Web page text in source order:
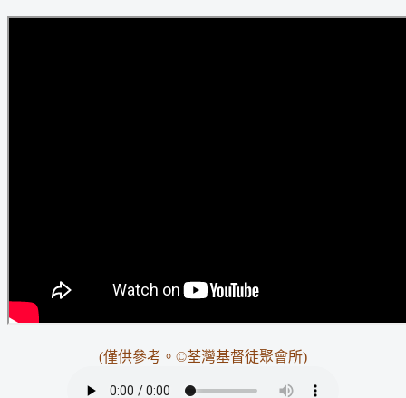
(僅供參考。©荃灣基督徒聚會所)